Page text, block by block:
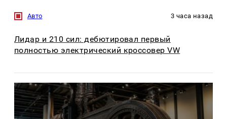
Авто 3 часа назад
Лидар и 210 сил: дебютировал первый
полностью электрический кроссовер VW